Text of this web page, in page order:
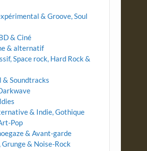
& Groove, Soul
& Ciné
& alternatif
Space rock, Hard Rock &
& Soundtracks
& Indie, Gothique
Pop
& Avant-garde
Grunge & Noise-Rock